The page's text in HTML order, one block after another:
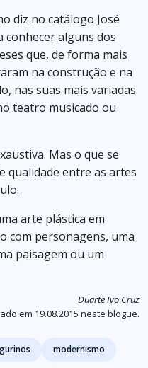
diz no catálogo José
conhecer alguns dos
que, de forma mais
na construção e na
nas suas mais variadas
teatro musicado ou
Mas o que se
qualidade entre as artes
arte plástica em
com personagens, uma
paisagem ou um
Duarte Ivo Cruz
em 19.08.2015 neste blogue.
modernismo